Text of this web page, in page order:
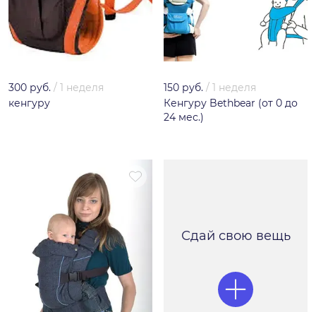
300 руб. / 1 неделя
кенгуру
150 руб. / 1 неделя
Кенгуру Bethbeаr (от 0 до
24 мес.)
Сдай свою вещь